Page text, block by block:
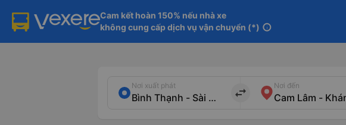
Cam kết hoàn 150% nếu nhà xe
không cung cấp dịch vụ vận chuyển (*) info
Nơi xuất phát
import_export
Nơi đến